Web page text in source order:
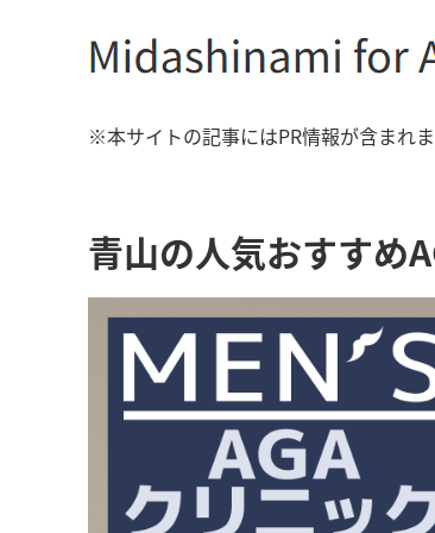
※本サイトの記事にはPR情報が含まれま
青山の人気おすすめ